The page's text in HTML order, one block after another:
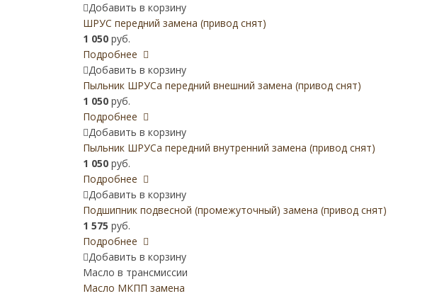
Добавить в корзину
ШРУС передний замена (привод снят)
1 050 руб.
Подробнее
Добавить в корзину
Пыльник ШРУСа передний внешний замена (привод снят)
1 050 руб.
Подробнее
Добавить в корзину
Пыльник ШРУСа передний внутренний замена (привод снят)
1 050 руб.
Подробнее
Добавить в корзину
Подшипник подвесной (промежуточный) замена (привод снят)
1 575 руб.
Подробнее
Добавить в корзину
Масло в трансмиссии
Масло МКПП замена